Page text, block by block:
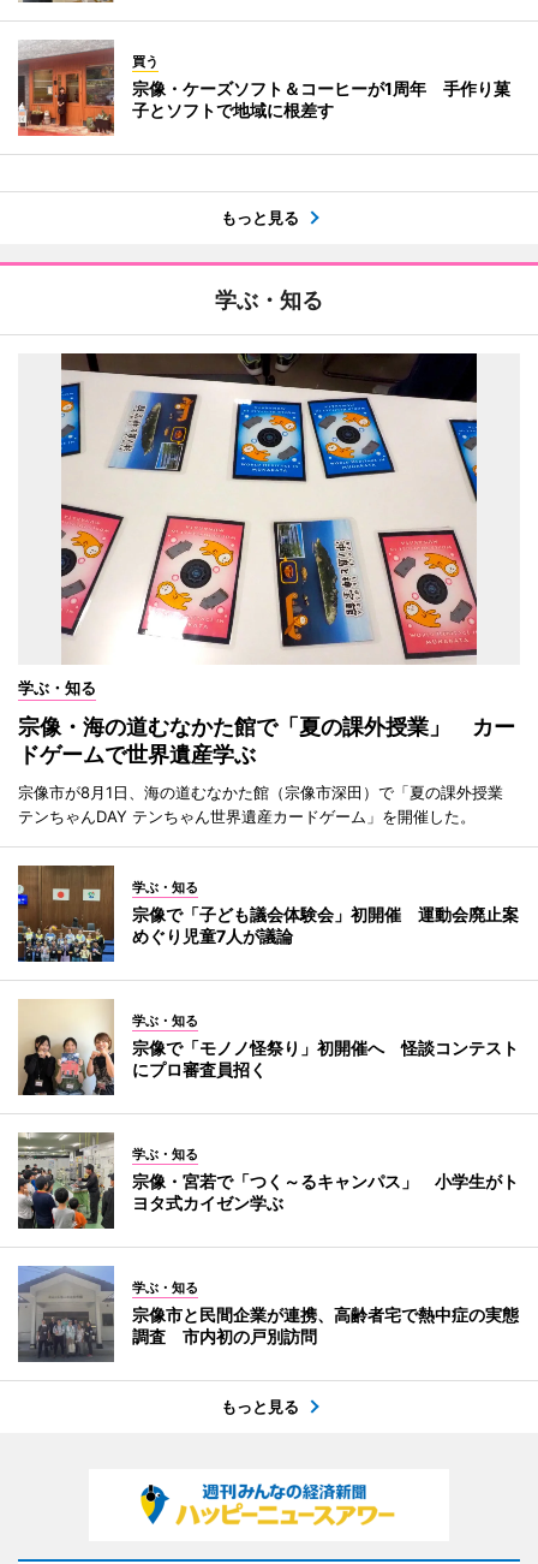
買う
宗像・ケーズソフト＆コーヒーが1周年 手作り菓
子とソフトで地域に根差す
もっと見る
学ぶ・知る
学ぶ・知る
宗像・海の道むなかた館で「夏の課外授業」 カー
ドゲームで世界遺産学ぶ
宗像市が8月1日、海の道むなかた館（宗像市深田）で「夏の課外授業
テンちゃんDAY テンちゃん世界遺産カードゲーム」を開催した。
学ぶ・知る
宗像で「子ども議会体験会」初開催 運動会廃止案
めぐり児童7人が議論
学ぶ・知る
宗像で「モノノ怪祭り」初開催へ 怪談コンテスト
にプロ審査員招く
学ぶ・知る
宗像・宮若で「つく～るキャンパス」 小学生がト
ヨタ式カイゼン学ぶ
学ぶ・知る
宗像市と民間企業が連携、高齢者宅で熱中症の実態
調査 市内初の戸別訪問
もっと見る